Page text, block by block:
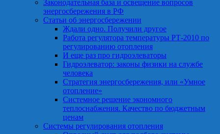
Законодательная база и освещение вопросов
энергосбережения в РФ
Статьи об энергосбережении
Ждали одно. Получили другое
Работа регулятора температуры РТ-2010 по
регулированию отопления
И еще раз про гидроэлеваторы
Гидроэлеватор: законы физики на службе
человека
Стратегия энергосбережения, или «Умное
отопление»
Системное решение экономного
теплоснабжения. Качество по бюджетным
ценам
Системы регулирования отопления